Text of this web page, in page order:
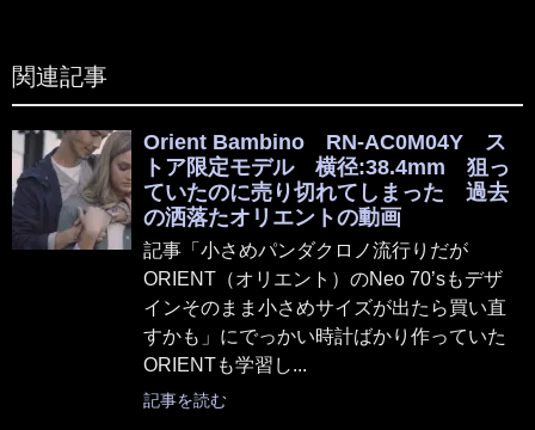
関連記事
Orient Bambino RN-AC0M04Y ス
トア限定モデル 横径:38.4mm 狙っ
ていたのに売り切れてしまった 過去
の洒落たオリエントの動画
記事「小さめパンダクロノ流行りだが
ORIENT（オリエント）のNeo 70’sもデザ
インそのまま小さめサイズが出たら買い直
すかも」にでっかい時計ばかり作っていた
ORIENTも学習し...
記事を読む